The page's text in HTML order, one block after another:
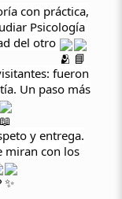
con práctica,
Psicología
del otro
fueron
Un paso más
y entrega.
miran con los